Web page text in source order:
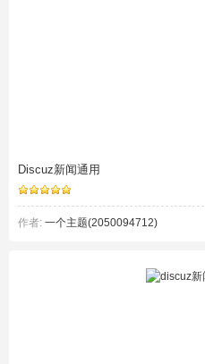
Discuz新闻通用
作者: 一个主题(2050094712)